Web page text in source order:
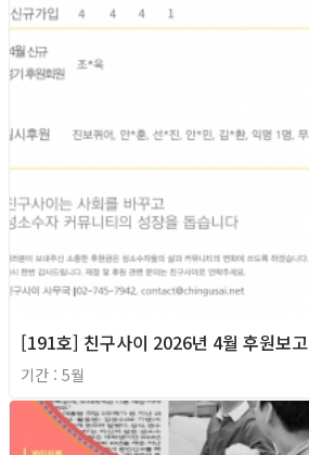
[191호] 친구사이 2026년 4월 후원보고
기간 : 5월